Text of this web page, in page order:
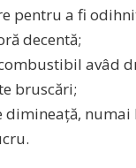
pentru a fi
decentă;
avâd
bruscări;